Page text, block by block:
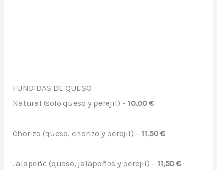
FUNDIDAS DE QUESO
Natural (solo queso y perejil) – 10,00 €
Chorizo (queso, chorizo y perejil) – 11,50 €
Jalapeño (queso, jalapeños y perejil) – 11,50 €